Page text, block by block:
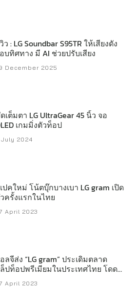
ว : LG Soundbar S95TR ให้เสียงดัง
บทิศทาง มี AI ช่วยปรับเสียง
December 2025
เต็มตา LG UltraGear 45 นิ้ว จอ
เกมมิ่งตัวท็อป
July 2024
ปคใหม่ โน้ตบุ๊กบางเบา LG gram เปิด
ครั้งแรกในไทย
April 2023
ลจีส่ง “LG gram” ประเดิมตลาด
ปท็อปพรีเมียมในประเทศไทย โดด
นด้วยดีไซน์สวย บางเบา และ
คโนโลยีระดับไฮเอนด์
April 2023